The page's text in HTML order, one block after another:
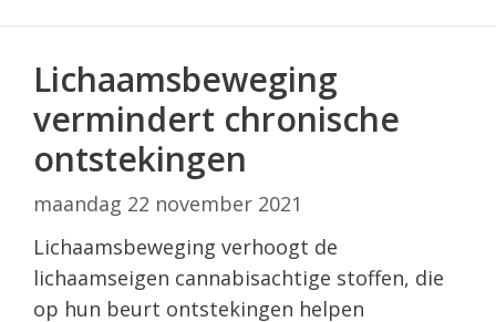
Lichaamsbeweging
vermindert chronische
ontstekingen
maandag 22 november 2021
Lichaamsbeweging verhoogt de
lichaamseigen cannabisachtige stoffen, die
op hun beurt ontstekingen helpen